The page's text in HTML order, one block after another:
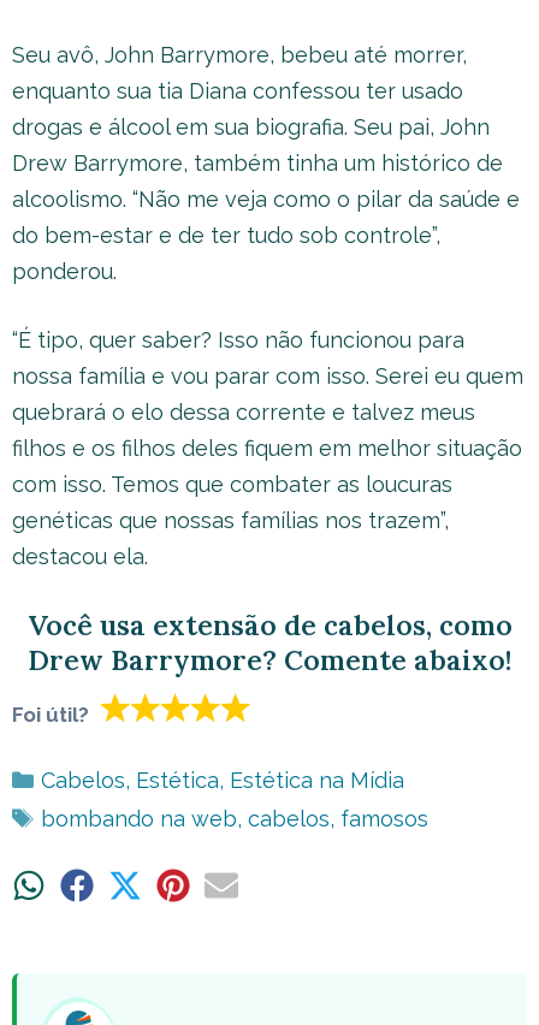
Seu avô, John Barrymore, bebeu até morrer,
enquanto sua tia Diana confessou ter usado
drogas e álcool em sua biografia. Seu pai, John
Drew Barrymore, também tinha um histórico de
alcoolismo. “Não me veja como o pilar da saúde e
do bem-estar e de ter tudo sob controle”,
ponderou.
“É tipo, quer saber? Isso não funcionou para
nossa família e vou parar com isso. Serei eu quem
quebrará o elo dessa corrente e talvez meus
filhos e os filhos deles fiquem em melhor situação
com isso. Temos que combater as loucuras
genéticas que nossas famílias nos trazem”,
destacou ela.
Você usa extensão de cabelos, como
Drew Barrymore? Comente abaixo!
Foi útil?
Categorias
Cabelos, Estética, Estética na Mídia
Tags
bombando na web, cabelos, famosos
ShareShare ShareShareShare